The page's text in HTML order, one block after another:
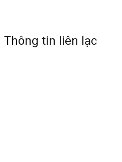
Thông tin liên lạc